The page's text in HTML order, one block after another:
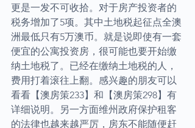
更是一发不可收拾。对于房产投资者的
税务增加了5项。其中土地税起征点全澳
洲最低只有5万澳币。就是说即使有一套
便宜的公寓投资房，很可能也要开始缴
纳土地税了。已经在缴纳土地税的人，
费用打着滚往上翻。感兴趣的朋友可以
看看【澳房策233】和【澳房策298】有
详细说明。另一方面维州政府保护租客
的法律也越来越严厉，房东不能随便赶